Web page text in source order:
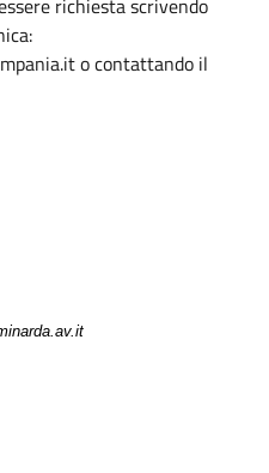
o contattando il